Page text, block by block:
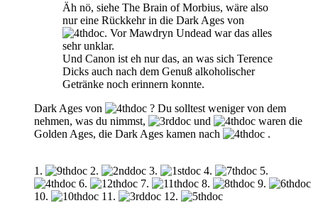
Äh nö, siehe The Brain of Morbius, wäre also
nur eine Rückkehr in die Dark Ages von
. Vor Mawdryn Undead war das alles
sehr unklar.
Und Canon ist eh nur das, an was sich Terence
Dicks auch nach dem Genuß alkoholischer
Getränke noch erinnern konnte.
Dark Ages von
? Du solltest weniger von dem
nehmen, was du nimmst,
und
waren die
Golden Ages, die Dark Ages kamen nach
.
1. 2. 3. 4.
5.
6.
7. 8.
9.
10.
11. 12.